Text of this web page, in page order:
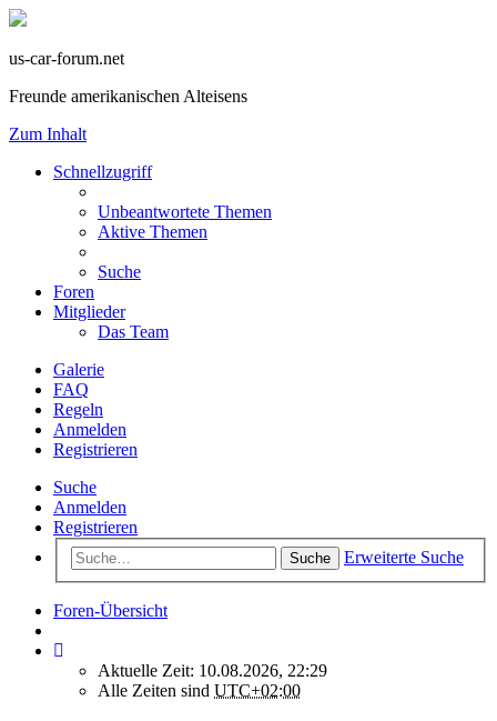
us-car-forum.net
Freunde amerikanischen Alteisens
Zum Inhalt
Schnellzugriff
Unbeantwortete Themen
Aktive Themen
Suche
Foren
Mitglieder
Das Team
Galerie
FAQ
Regeln
Anmelden
Registrieren
Suche
Anmelden
Registrieren
Suche Erweiterte Suche
Foren-Übersicht
Aktuelle Zeit: 10.08.2026, 22:29
Alle Zeiten sind UTC+02:00